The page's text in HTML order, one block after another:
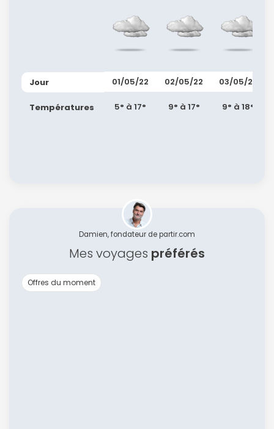
Jour
Températures
01/05/22
5° à 17°
02/05/22
9° à 17°
03/05/22
9° à 18°
Damien, fondateur de partir.com
Mes voyages préférés
Offres du moment